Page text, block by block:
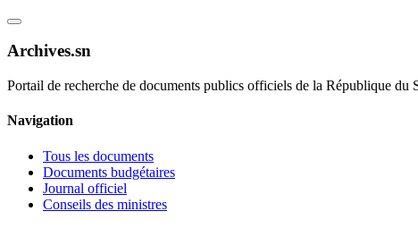
Archives.sn
Portail de recherche de documents publics officiels de la République
Navigation
Tous les documents
Documents budgétaires
Journal officiel
Conseils des ministres